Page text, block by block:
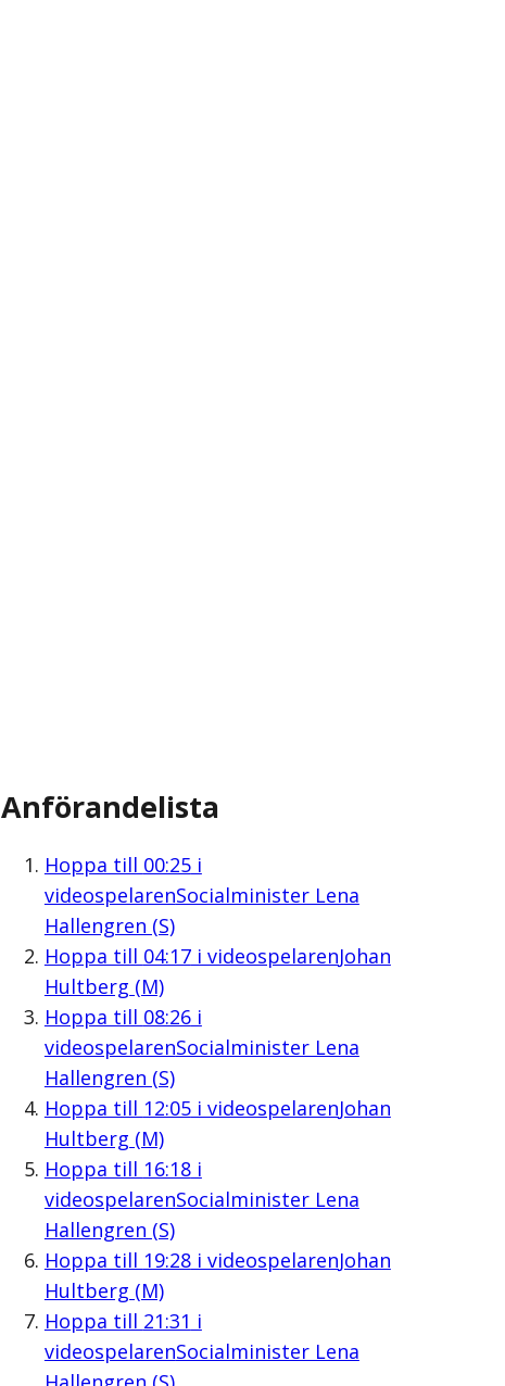
Anförandelista
Hoppa till 00:25i
videospelarenSocialminister Lena
Hallengren (S)
Hoppa till 04:17i videospelarenJohan
Hultberg (M)
Hoppa till 08:26i
videospelarenSocialminister Lena
Hallengren (S)
Hoppa till 12:05i videospelarenJohan
Hultberg (M)
Hoppa till 16:18i
videospelarenSocialminister Lena
Hallengren (S)
Hoppa till 19:28i videospelarenJohan
Hultberg (M)
Hoppa till 21:31 i
videospelarenSocialminister Lena